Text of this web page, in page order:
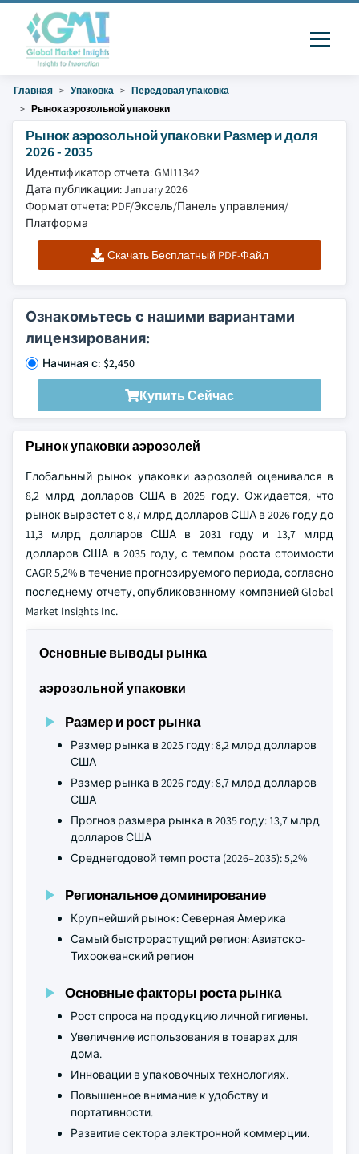
Главная Упаковка
Передовая упаковка
Рынок аэрозольной упаковки
Рынок аэрозольной упаковки Размер и доля
2026 - 2035
Идентификатор отчета: GMI11342
Дата публикации: January 2026
Формат отчета: PDF/Эксель/Панель управления/
Платформа
Скачать Бесплатный PDF-Файл
Ознакомьтесь с нашими вариантами
лицензирования:
Начиная с: $2,450
Купить Сейчас
Рынок упаковки аэрозолей
Глобальный рынок упаковки аэрозолей оценивался в
8,2 млрд долларов США в 2025 году. Ожидается, что
рынок вырастет с 8,7 млрд долларов США в 2026 году до
11,3 млрд долларов США в 2031 году и 13,7 млрд
долларов США в 2035 году, с темпом роста стоимости
CAGR 5,2% в течение прогнозируемого периода, согласно
последнему отчету, опубликованному компанией Global
Market Insights Inc.
Основные выводы рынка
аэрозольной упаковки
Размер и рост рынка
Размер рынка в 2025 году: 8,2 млрд долларов
США
Размер рынка в 2026 году: 8,7 млрд долларов
США
Прогноз размера рынка в 2035 году: 13,7 млрд
долларов США
Среднегодовой темп роста (2026–2035): 5,2%
Региональное доминирование
Крупнейший рынок: Северная Америка
Самый быстрорастущий регион: Азиатско-
Тихоокеанский регион
Основные факторы роста рынка
Рост спроса на продукцию личной гигиены.
Увеличение использования в товарах для
дома.
Инновации в упаковочных технологиях.
Повышенное внимание к удобству и
портативности.
Развитие сектора электронной коммерции.